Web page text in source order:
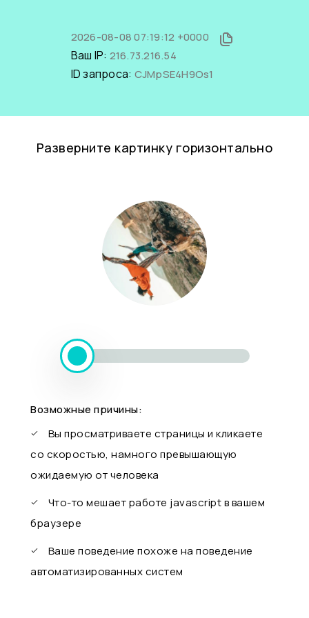
2026-08-08 07:19:12 +0000
Ваш IP: 216.73.216.54
ID запроса: CJMpSE4H9Os1
Разверните картинку горизонтально
Возможные причины:
Вы просматриваете страницы и кликаете
со скоростью, намного превышающую
ожидаемую от человека
Что-то мешает работе javascript в вашем
браузере
Ваше поведение похоже на поведение
автоматизированных систем